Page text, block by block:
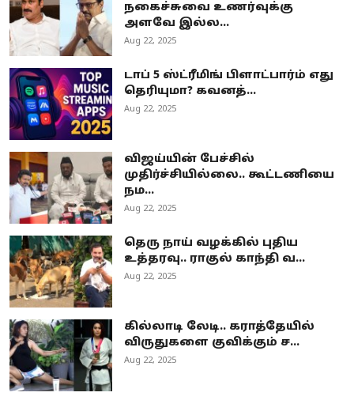
நகைச்சுவை உணர்வுக்கு
அளவே இல்ல...
Aug 22, 2025
டாப் 5 ஸ்ட்ரீமிங் பிளாட்பார்ம் எது
தெரியுமா? கவனத்...
Aug 22, 2025
விஜய்யின் பேச்சில்
முதிர்ச்சியில்லை.. கூட்டணியை
நம...
Aug 22, 2025
தெரு நாய் வழக்கில் புதிய
உத்தரவு.. ராகுல் காந்தி வ...
Aug 22, 2025
கில்லாடி லேடி.. கராத்தேயில்
விருதுகளை குவிக்கும் ச...
Aug 22, 2025